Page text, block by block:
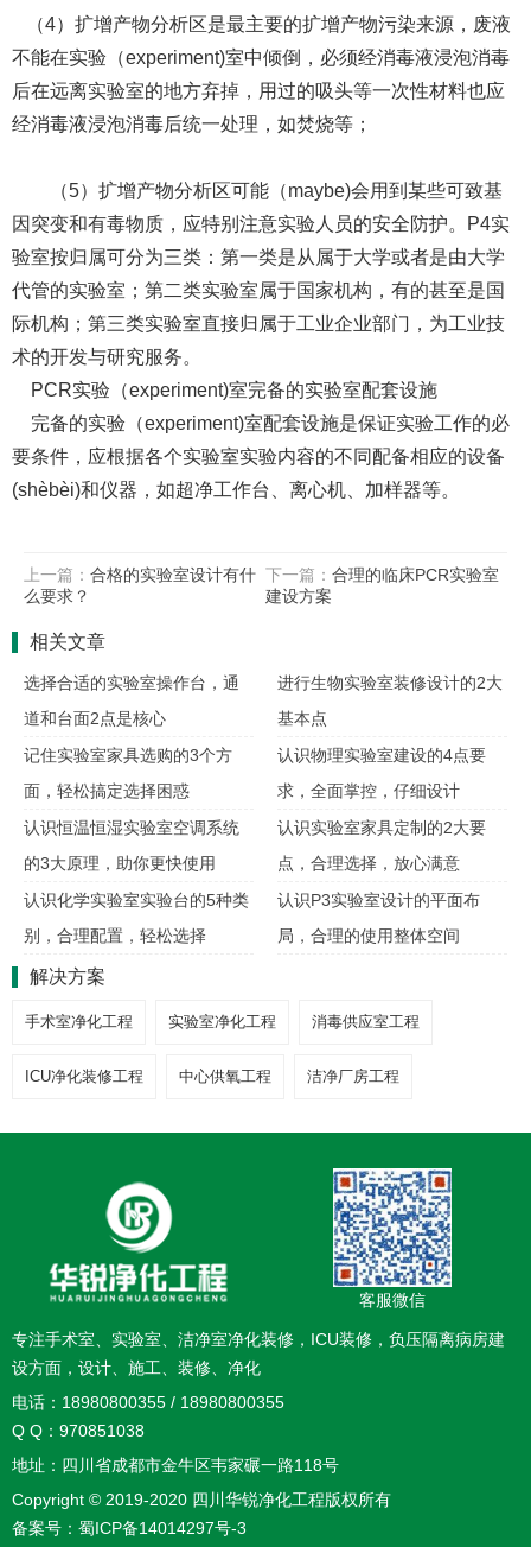
（4）扩增产物分析区是最主要的扩增产物污染来源，废液
不能在实验（experiment)室中倾倒，必须经消毒液浸泡消毒
后在远离实验室的地方弃掉，用过的吸头等一次性材料也应
经消毒液浸泡消毒后统一处理，如焚烧等；
（5）扩增产物分析区可能（maybe)会用到某些可致基
因突变和有毒物质，应特别注意实验人员的安全防护。P4实
验室按归属可分为三类：第一类是从属于大学或者是由大学
代管的实验室；第二类实验室属于国家机构，有的甚至是国
际机构；第三类实验室直接归属于工业企业部门，为工业技
术的开发与研究服务。
PCR实验（experiment)室完备的实验室配套设施
完备的实验（experiment)室配套设施是保证实验工作的必
要条件，应根据各个实验室实验内容的不同配备相应的设备
(shèbèi)和仪器，如超净工作台、离心机、加样器等。
上一篇： 合格的实验室设计有什
么要求？
下一篇： 合理的临床PCR实验室
建设方案
相关文章
选择合适的实验室操作台，通
道和台面2点是核心
进行生物实验室装修设计的2大
基本点
记住实验室家具选购的3个方
面，轻松搞定选择困惑
认识物理实验室建设的4点要
求，全面掌控，仔细设计
认识恒温恒湿实验室空调系统
的3大原理，助你更快使用
认识实验室家具定制的2大要
点，合理选择，放心满意
认识化学实验室实验台的5种类
别，合理配置，轻松选择
认识P3实验室设计的平面布
局，合理的使用整体空间
解决方案
手术室净化工程 实验室净化工程 消毒供应室工程
ICU净化装修工程 中心供氧工程 洁净厂房工程
客服微信
专注手术室、实验室、洁净室净化装修，ICU装修，负压隔离病房建
设方面，设计、施工、装修、净化
电话：18980800355 / 18980800355
Q Q：970851038
地址：四川省成都市金牛区韦家碾一路118号
Copyright © 2019-2020 四川华锐净化工程版权所有
备案号： 蜀ICP备14014297号-3